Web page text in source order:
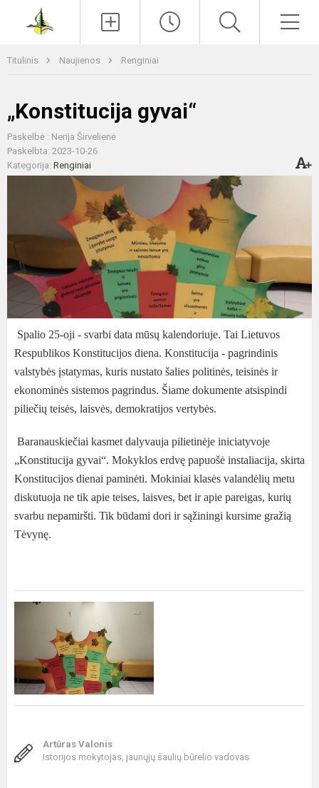
Titulinis Naujienos Renginiai
„Konstitucija gyvai“
Paskelbė : Nerija Širvelienė
Paskelbta: 2023-10-26
Kategorija: Renginiai
Spalio 25-oji - svarbi data mūsų kalendoriuje. Tai Lietuvos
Respublikos Konstitucijos diena. Konstitucija - pagrindinis
valstybės įstatymas, kuris nustato šalies politinės, teisinės ir
ekonominės sistemos pagrindus. Šiame dokumente atsispindi
piliečių teisės, laisvės, demokratijos vertybės.
Baranauskiečiai kasmet dalyvauja pilietinėje iniciatyvoje
„Konstitucija gyvai“. Mokyklos erdvę papuošė instaliacija, skirta
Konstitucijos dienai paminėti. Mokiniai klasės valandėlių metu
diskutuoja ne tik apie teises, laisves, bet ir apie pareigas, kurių
svarbu nepamiršti. Tik būdami dori ir sąžiningi kursime gražią
Tėvynę.
Artūras Valonis
Istorijos mokytojas, jaunųjų šaulių būrelio vadovas